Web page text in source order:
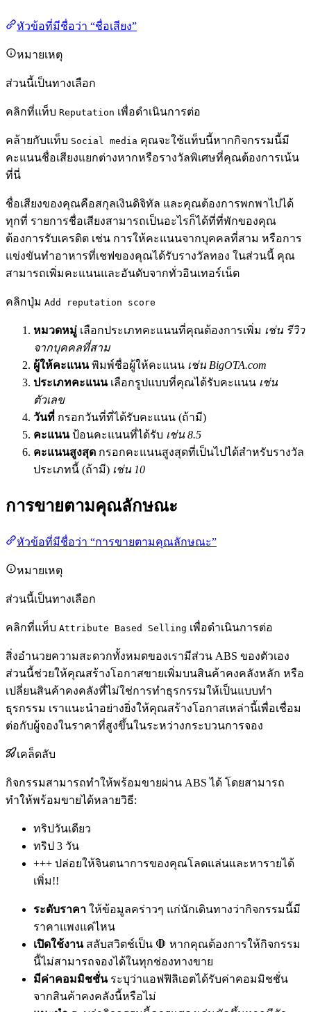
หัวข้อที่มีชื่อว่า “ชื่อเสียง”
หมายเหตุ
ส่วนนี้เป็นทางเลือก
คลิกที่แท็บ Reputation เพื่อดำเนินการต่อ
คล้ายกับแท็บ Social media คุณจะใช้แท็บนี้หากกิจกรรมนี้มี
คะแนนชื่อเสียงแยกต่างหากหรือรางวัลพิเศษที่คุณต้องการเน้น
ที่นี่
ชื่อเสียงของคุณคือสกุลเงินดิจิทัล และคุณต้องการพกพาไปได้
ทุกที่ รายการชื่อเสียงสามารถเป็นอะไรก็ได้ที่ที่พักของคุณ
ต้องการรับเครดิต เช่น การให้คะแนนจากบุคคลที่สาม หรือการ
แข่งขันทำอาหารที่เชฟของคุณได้รับรางวัลทอง ในส่วนนี้ คุณ
สามารถเพิ่มคะแนนและอันดับจากทั่วอินเทอร์เน็ต
คลิกปุ่ม Add reputation score
หมวดหมู่ เลือกประเภทคะแนนที่คุณต้องการเพิ่ม เช่น รีวิว
จากบุคคลที่สาม
ผู้ให้คะแนนพิมพ์ชื่อผู้ให้คะแนน เช่น BigOTA.com
ประเภทคะแนนเลือกรูปแบบที่คุณได้รับคะแนน เช่น
ตัวเลข
วันที่ กรอกวันที่ที่ได้รับคะแนน (ถ้ามี)
คะแนนป้อนคะแนนที่ได้รับ เช่น 8.5
คะแนนสูงสุด กรอกคะแนนสูงสุดที่เป็นไปได้สำหรับรางวัล
ประเภทนี้ (ถ้ามี) เช่น 10
การขายตามคุณลักษณะ
หัวข้อที่มีชื่อว่า “การขายตามคุณลักษณะ”
หมายเหตุ
ส่วนนี้เป็นทางเลือก
คลิกที่แท็บ Attribute Based Selling เพื่อดำเนินการต่อ
สิ่งอำนวยความสะดวกทั้งหมดของเรามีส่วน ABS ของตัวเอง
ส่วนนี้ช่วยให้คุณสร้างโอกาสขายเพิ่มบนสินค้าคงคลังหลัก หรือ
เปลี่ยนสินค้าคงคลังที่ไม่ใช่การทำธุรกรรมให้เป็นแบบทำ
ธุรกรรม เราแนะนำอย่างยิ่งให้คุณสร้างโอกาสเหล่านี้เพื่อเชื่อม
ต่อกับผู้จองในราคาที่สูงขึ้นในระหว่างกระบวนการจอง
เคล็ดลับ
กิจกรรมสามารถทำให้พร้อมขายผ่าน ABS ได้ โดยสามารถ
ทำให้พร้อมขายได้หลายวิธี:
ทริปวันเดียว
ทริป 3 วัน
+++ ปล่อยให้จินตนาการของคุณโลดแล่นและหารายได้
เพิ่ม!!
ระดับราคา ให้ข้อมูลคร่าวๆ แก่นักเดินทางว่ากิจกรรมนี้มี
ราคาแพงแค่ไหน
เปิดใช้งานสลับสวิตช์เป็น 🛑 หากคุณต้องการให้กิจกรรม
นี้ไม่สามารถจองได้ในทุกช่องทางขาย
มีค่าคอมมิชชั่นระบุว่าแอฟฟิลิเอตได้รับค่าคอมมิชชั่น
จากสินค้าคงคลังนี้หรือไม่